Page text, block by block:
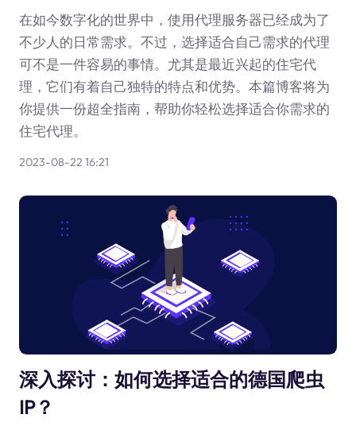
在如今数字化的世界中，使用代理服务器已经成为了
不少人的日常需求。不过，选择适合自己需求的代理
可不是一件容易的事情。尤其是最近兴起的住宅代
理，它们有着自己独特的特点和优势。本篇博客将为
你提供一份超全指南，帮助你轻松选择适合你需求的
住宅代理。
2023-08-22 16:21
深入探讨：如何选择适合的德国爬虫
IP？